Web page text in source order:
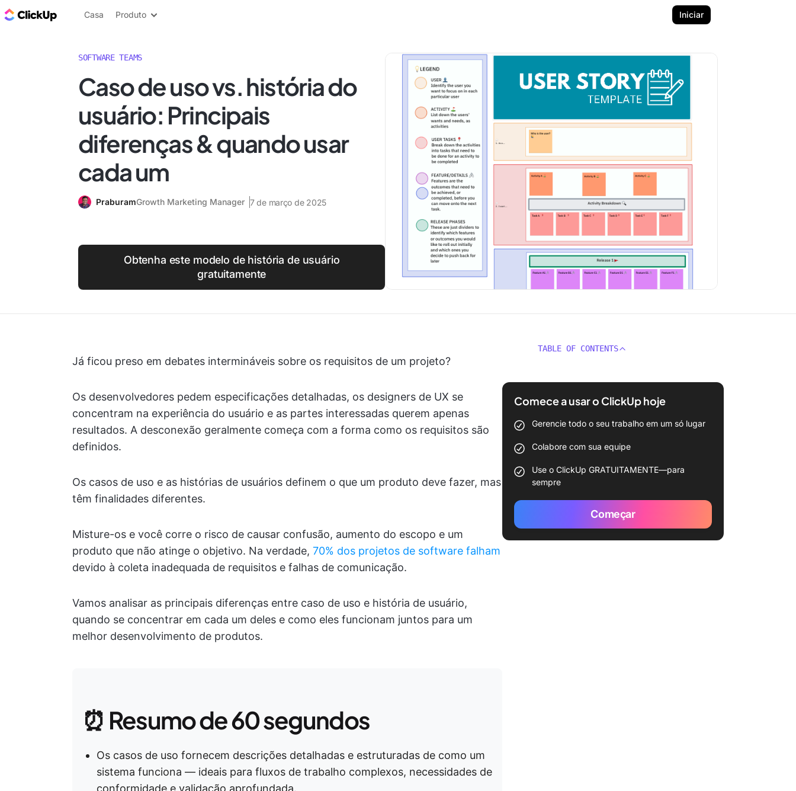
ClickUp Blogue
Casa Produto Iniciar
SOFTWARE TEAMS
Caso de uso vs. história do
usuário: Principais
diferenças & quando usar
cada um
PraburamGrowth Marketing Manager 7 de março de 2025
Obtenha este modelo de história de usuário
gratuitamente
Já ficou preso em debates intermináveis sobre os requisitos de um projeto?
Os desenvolvedores pedem especificações detalhadas, os designers de UX se
concentram na experiência do usuário e as partes interessadas querem apenas
resultados. A desconexão geralmente começa com a forma como os requisitos são
definidos.
Os casos de uso e as histórias de usuários definem o que um produto deve fazer, mas
têm finalidades diferentes.
Misture-os e você corre o risco de causar confusão, aumento do escopo e um
produto que não atinge o objetivo. Na verdade, 70% dos projetos de software falham
devido à coleta inadequada de requisitos e falhas de comunicação.
Vamos analisar as principais diferenças entre caso de uso e história de usuário,
quando se concentrar em cada um deles e como eles funcionam juntos para um
melhor desenvolvimento de produtos.
⏰ Resumo de 60 segundos
Os casos de uso fornecem descrições detalhadas e estruturadas de como um
sistema funciona — ideais para fluxos de trabalho complexos, necessidades de
conformidade e validação aprofundada.
TABLE OF CONTENTS
Comece a usar o ClickUp hoje
Gerencie todo o seu trabalho em um só lugar
Colabore com sua equipe
Use o ClickUp GRATUITAMENTE—para
sempre
Começar